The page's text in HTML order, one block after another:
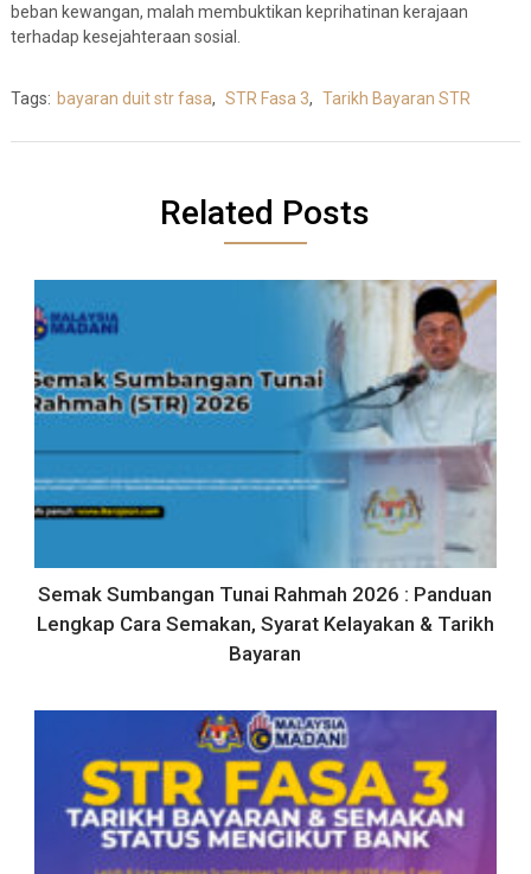
beban kewangan, malah membuktikan keprihatinan kerajaan
terhadap kesejahteraan sosial.
Tags: bayaran duit str fasa, STR Fasa 3, Tarikh Bayaran STR
Related Posts
Semak Sumbangan Tunai Rahmah 2026 : Panduan
Lengkap Cara Semakan, Syarat Kelayakan & Tarikh
Bayaran